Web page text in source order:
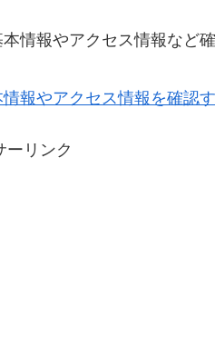
情報やアクセス情報など
報やアクセス情報を確認す
ーリンク